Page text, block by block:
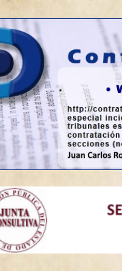
Contrato de
Web sobre contratación pública
Ir
al
contenido